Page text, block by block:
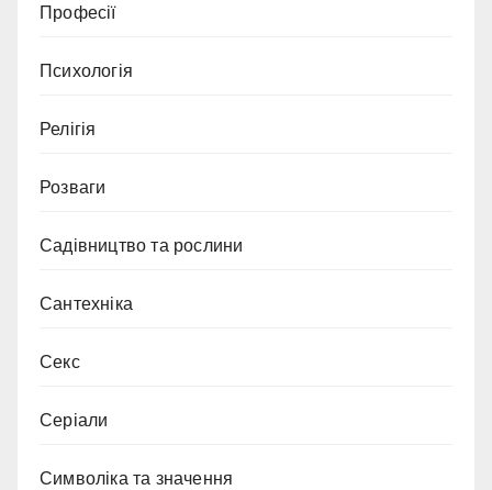
Професії
Психологія
Релігія
Розваги
Садівництво та рослини
Сантехніка
Секс
Серіали
Символіка та значення